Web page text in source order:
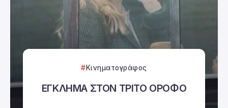
Κινηματογράφος
ΕΓΚΛΗΜΑ ΣΤΟΝ ΤΡΙΤΟ ΟΡΟΦΟ